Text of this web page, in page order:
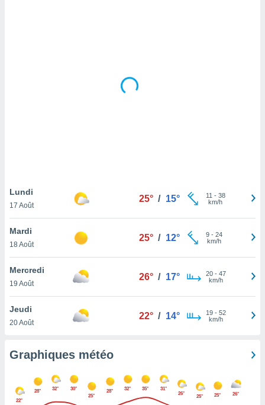
pas
de
à
cas,
que
sur le
Lundi
17 Août
25° / 15° 11 - 38
km/h
Mardi
18 Août
25° / 12° 9- 24
km/h
Mercredi
19 Août
26° / 17° 20- 47
km/h
Jeudi
20 Août
22° / 14° 19- 52
km/h
Graphiques météo
22°
28° 32°
30°
25°
28° 32° 35°
31°
26°
25° 25° 26°